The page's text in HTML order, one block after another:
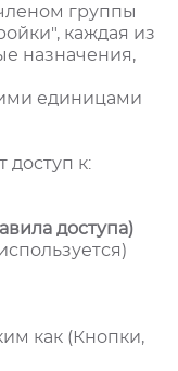
группы
каждая из
назначения,
единицами
доступ к:
доступа)
как (Кнопки,